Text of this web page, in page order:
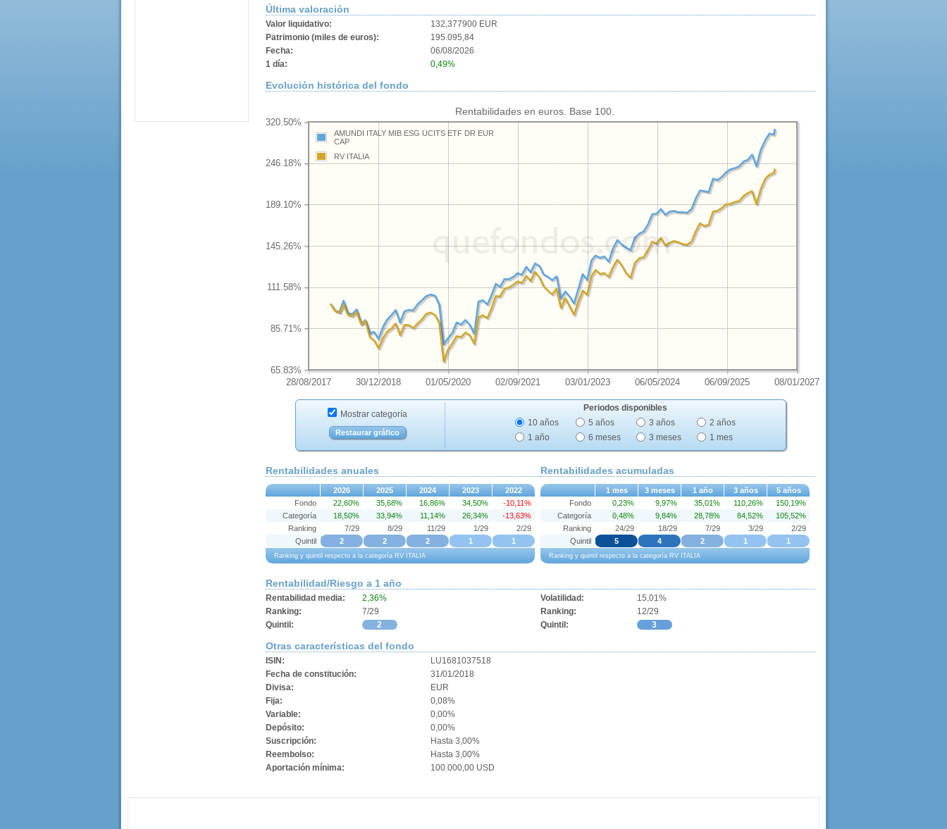
Última valoración
Valor liquidativo:
132,377900 EUR
Patrimonio (miles de euros):
195.095,84
Fecha:
06/08/2026
1 día:
0,49%
Evolución histórica del fondo
Rentabilidades en euros. Base 100.
28/08/2017 30/12/2018 01/05/2020 02/09/2021 03/01/2023 06/05/2024 06/09/2025 08/01/2027
65.83%
85.71%
111.58%
145.26%
189.10%
246.18%
320.50%
AMUNDI ITALY MIB ESG UCITS ETF DR EUR
CAP
RV ITALIA
Mostrar categoría
Restaurar gráfico
Periodos disponibles
10 años
5 años 3 años
2 años
1 año
6 meses 3 meses 1 mes
Rentabilidades anuales
2026 2025 2024 2023 2022
Ranking y quintil respecto a la categoría RV ITALIA
Fondo 22,60% 35,68% 16,86% 34,50%
-10,11%
Categoría
18,50% 33,94% 11,14% 26,34%
-13,63%
Ranking
7/29 8/29 11/29 1/29
2/29
Quintil
2 2 2 1 1
Rentabilidades acumuladas
1 mes 3 meses 1 año 3 años 5 años
Ranking y quintil respecto a la categoría RV ITALIA
Fondo 0,23% 9,97% 35,01% 110,26%
150,19%
Categoría
0,48% 9,84% 28,78% 84,52%
105,52%
Ranking
24/29 18/29 7/29 3/29
2/29
Quintil
5 4 2 1 1
Rentabilidad/Riesgo a 1 año
Rentabilidad media:
2,36%
Ranking:
7/29
Quintil:
2
Volatilidad:
15,01%
Ranking:
12/29
Quintil:
3
Otras características del fondo
ISIN:
LU1681037518
Fecha de constitución:
31/01/2018
Divisa:
EUR
Fija:
0,08%
Variable:
0,00%
Depósito:
0,00%
Suscripción:
Hasta 3,00%
Reembolso:
Hasta 3,00%
Aportación mínima:
100.000,00 USD